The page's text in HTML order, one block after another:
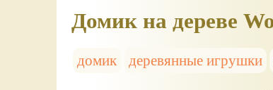
Домик на дереве
домик деревянные игрушки